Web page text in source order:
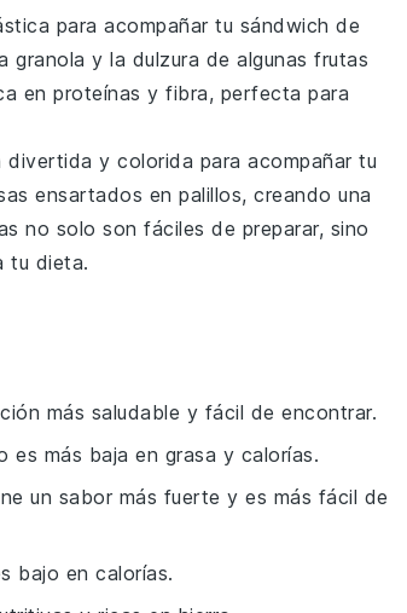
para acompañar tu sándwich de
granola y la dulzura de algunas frutas
en proteínas y fibra, perfecta para
divertida y colorida para acompañar tu
ensartados en palillos, creando una
no solo son fáciles de preparar, sino
tu dieta.
más saludable y fácil de encontrar.
es más baja en grasa y calorías.
un sabor más fuerte y es más fácil de
bajo en calorías.